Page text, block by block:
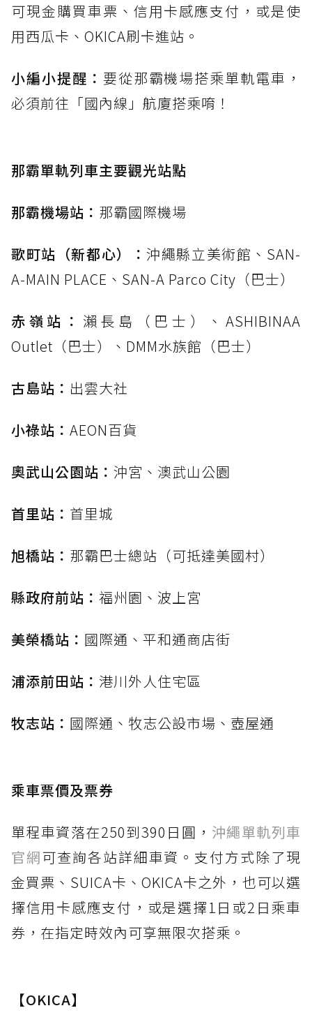
可現金購買車票、信用卡感應支付，或是使
用西瓜卡、OKICA刷卡進站。
小編小提醒： 要從那霸機場搭乘單軌電車，
必須前往「國內線」航廈搭乘唷！
那霸單軌列車主要觀光站點
那霸機場站： 那霸國際機場
歌町站（新都心）：沖繩縣立美術館、SAN-
A-MAIN PLACE、SAN-A Parco City（巴士）
赤嶺站： 瀨長島（巴士）、ASHIBINAA
Outlet（巴士）、DMM水族館（巴士）
古島站： 出雲大社
小祿站： AEON百貨
奧武山公園站： 沖宮、澳武山公園
首里站： 首里城
旭橋站： 那霸巴士總站（可抵達美國村）
縣政府前站： 福州園、波上宮
美榮橋站： 國際通、平和通商店街
浦添前田站： 港川外人住宅區
牧志站： 國際通、牧志公設市場、壺屋通
乘車票價及票券
單程車資落在250到390日圓， 沖繩單軌列車
官網可查詢各站詳細車資。支付方式除了現
金買票、SUICA卡、OKICA卡之外，也可以選
擇信用卡感應支付，或是選擇1日或2日乘車
券，在指定時效內可享無限次搭乘。
【OKICA】